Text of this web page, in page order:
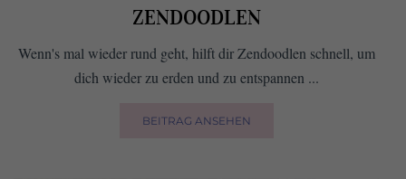
ZENDOODLEN
Wenn's mal wieder rund geht, hilft dir Zendoodlen schnell, um
dich wieder zu erden und zu entspannen ...
BEITRAG ANSEHEN